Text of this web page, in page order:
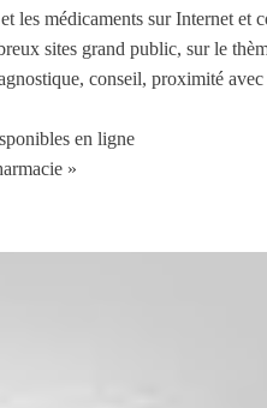
les médicaments sur Internet et
sites grand public, sur le
conseil, proximité
en ligne
»